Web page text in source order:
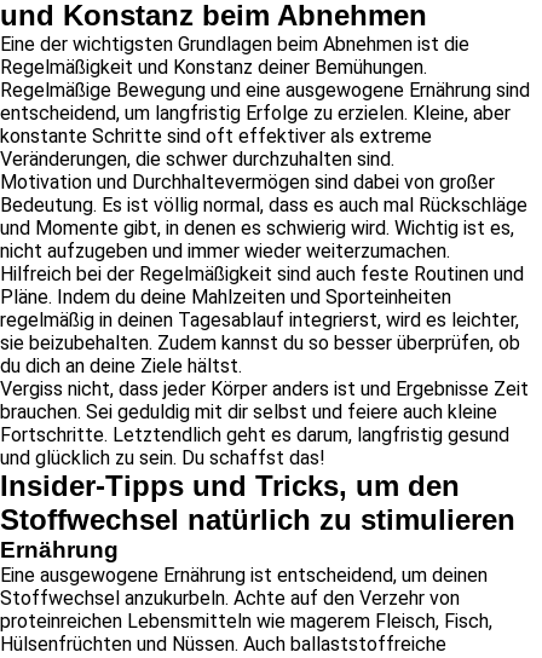
und Konstanz beim Abnehmen
Eine der wichtigsten Grundlagen beim Abnehmen ist die
Regelmäßigkeit und Konstanz deiner Bemühungen.
Regelmäßige Bewegung und eine ausgewogene Ernährung sind
entscheidend, um langfristig Erfolge zu erzielen. Kleine, aber
konstante Schritte sind oft effektiver als extreme
Veränderungen, die schwer durchzuhalten sind.
Motivation und Durchhaltevermögen sind dabei von großer
Bedeutung. Es ist völlig normal, dass es auch mal Rückschläge
und Momente gibt, in denen es schwierig wird. Wichtig ist es,
nicht aufzugeben und immer wieder weiterzumachen.
Hilfreich bei der Regelmäßigkeit sind auch feste Routinen und
Pläne. Indem du deine Mahlzeiten und Sporteinheiten
regelmäßig in deinen Tagesablauf integrierst, wird es leichter,
sie beizubehalten. Zudem kannst du so besser überprüfen, ob
du dich an deine Ziele hältst.
Vergiss nicht, dass jeder Körper anders ist und Ergebnisse Zeit
brauchen. Sei geduldig mit dir selbst und feiere auch kleine
Fortschritte. Letztendlich geht es darum, langfristig gesund
und glücklich zu sein. Du schaffst das!
Insider-Tipps und Tricks, um den
Stoffwechsel natürlich zu stimulieren
Ernährung
Eine ausgewogene Ernährung ist entscheidend, um deinen
Stoffwechsel anzukurbeln. Achte auf den Verzehr von
proteinreichen Lebensmitteln wie magerem Fleisch, Fisch,
Hülsenfrüchten und Nüssen. Auch ballaststoffreiche